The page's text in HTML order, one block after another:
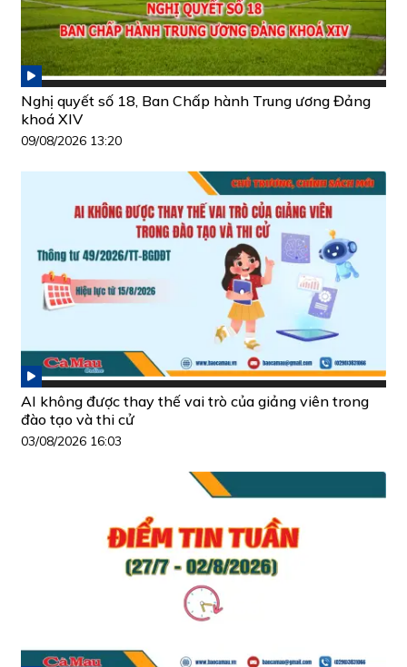
Nghị quyết số 18, Ban Chấp hành Trung ương Đảng
khoá XIV
09/08/2026 13:20
AI không được thay thế vai trò của giảng viên trong
đào tạo và thi cử
03/08/2026 16:03